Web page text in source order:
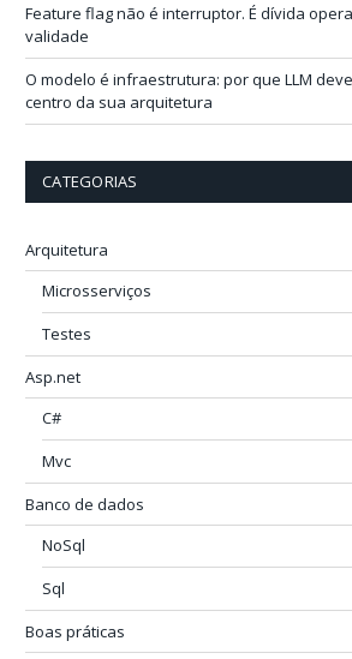
Feature flag não é interruptor. É dívida
validade
O modelo é infraestrutura: por que LLM
centro da sua arquitetura
CATEGORIAS
Arquitetura
Microsserviços
Testes
Asp.net
C#
Mvc
Banco de dados
NoSql
Sql
Boas práticas